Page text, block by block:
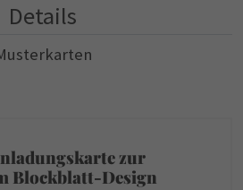
Details
zur
Blockblatt-Design